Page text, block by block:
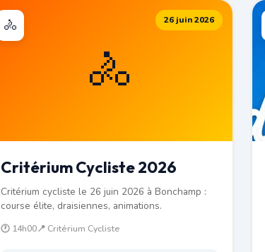
🚴
🚴 26 juin 2026
Critérium Cycliste 2026
Critérium cycliste le 26 juin 2026 à Bonchamp :
course élite, draisiennes, animations.
🕐 14h00📍 Critérium Cycliste